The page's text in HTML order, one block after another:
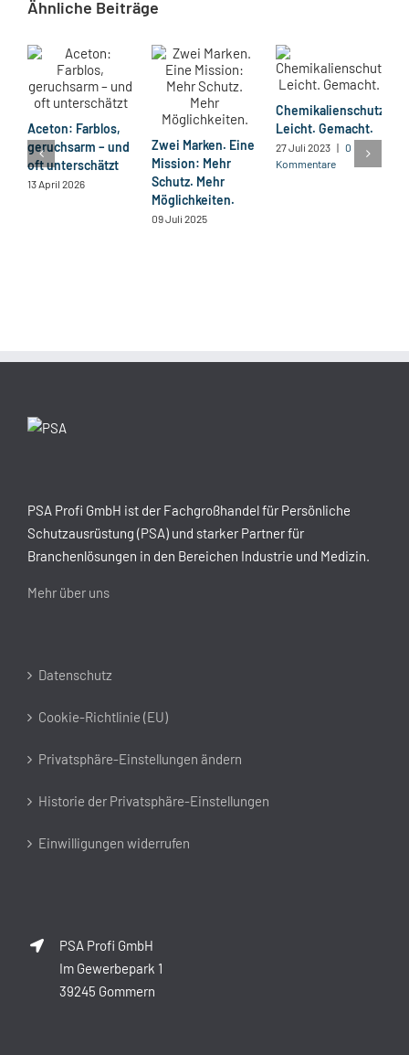
Ähnliche Beiträge
Aceton: Farblos,
geruchsarm – und
oft unterschätzt
13 April 2026
Zwei Marken. Eine
Mission: Mehr
Schutz. Mehr
Möglichkeiten.
09 Juli 2025
Chemikalienschutz.
Leicht. Gemacht.
27 Juli 2023 | 0
Kommentare
PSA Profi GmbH ist der Fachgroßhandel für Persönliche
Schutzausrüstung (PSA) und starker Partner für
Branchenlösungen in den Bereichen Industrie und Medizin.
Mehr über uns
Datenschutz
Cookie-Richtlinie (EU)
Privatsphäre-Einstellungen ändern
Historie der Privatsphäre-Einstellungen
Einwilligungen widerrufen
PSA Profi GmbH
Im Gewerbepark 1
39245 Gommern